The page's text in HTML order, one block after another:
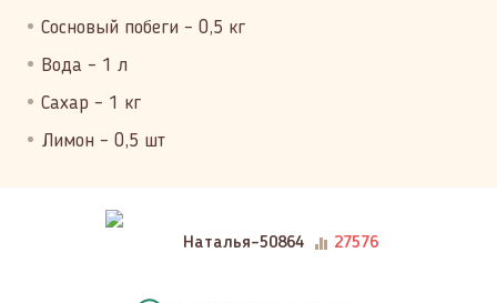
Сосновый побеги – 0,5 кг
Вода – 1 л
Сахар – 1 кг
Лимон – 0,5 шт
Наталья-50864 27576